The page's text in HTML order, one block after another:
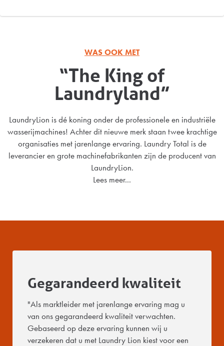
WAS OOK MET
“The King of
Laundryland”
LaundryLion is dé koning onder de professionele en industriële
wasserijmachines! Achter dit nieuwe merk staan twee krachtige
organisaties met jarenlange ervaring. Laundry Total is de
leverancier en grote machinefabrikanten zijn de producent van
LaundryLion.
Lees meer...
Gegarandeerd kwaliteit
"Als marktleider met jarenlange ervaring mag u
van ons gegarandeerd kwaliteit verwachten.
Gebaseerd op deze ervaring kunnen wij u
verzekeren dat u met Laundry Lion kiest voor een